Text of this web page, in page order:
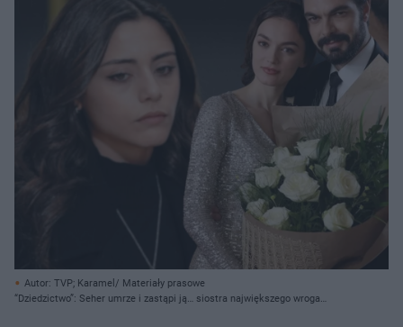
Autor: TVP; Karamel/ Materiały prasowe
“Dziedzictwo”: Seher umrze i zastąpi ją… siostra największego wroga